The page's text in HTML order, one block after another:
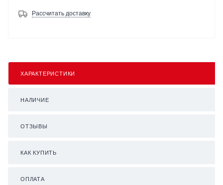
Рассчитать доставку
ХАРАКТЕРИСТИКИ
НАЛИЧИЕ
ОТЗЫВЫ
КАК КУПИТЬ
ОПЛАТА